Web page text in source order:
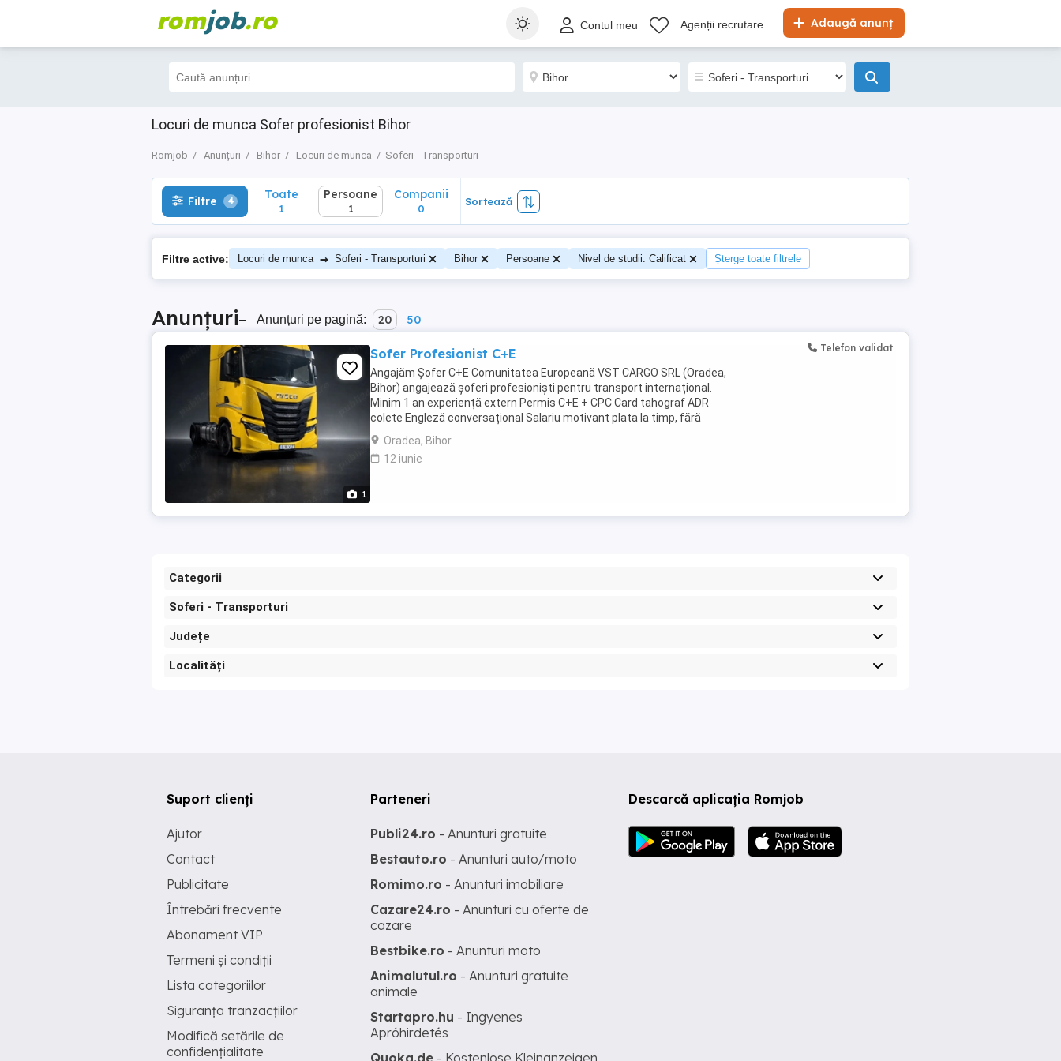
romjob.ro Adaugă anunț
Contul meu Agenții recrutare
Locuri de munca Sofer profesionist Bihor
Romjob Anunțuri Bihor Locuri de munca Soferi - Transporturi
Filtre 4 Toate
1
Filtre 4 Toate
1
Persoane
1
Companii
0
Sortează
Filtre active: Locuri de munca → Soferi - Transporturi Bihor Persoane Nivel de studii: Calificat Șterge toate filtrele
Anunțuri– Anunțuri pe pagină: 20 50
1
Sofer Profesionist C+E
Angajăm Șofer C+E Comunitatea Europeană VST CARGO SRL (Oradea,
Bihor) angajează șoferi profesioniști pentru transport internațional.
Minim 1 an experiență extern Permis C+E + CPC Card tahograf ADR
colete Engleză conversațional Salariu motivant plata la timp, fără
întârzieri ...
Oradea, Bihor
12 iunie
Telefon validat
Categorii
Soferi - Transporturi
Județe
Localități
Descarcă aplicația Romjob
Suport clienți
Ajutor
Contact
Publicitate
Întrebări frecvente
Abonament VIP
Termeni și condiții
Lista categoriilor
Siguranța tranzacțiilor
Modifică setările de
confidențialitate
Parteneri
Publi24.ro - Anunturi gratuite
Bestauto.ro - Anunturi auto/moto
Romimo.ro - Anunturi imobiliare
Cazare24.ro - Anunturi cu oferte de
cazare
Bestbike.ro - Anunturi moto
Animalutul.ro - Anunturi gratuite
animale
Startapro.hu - Ingyenes
Apróhirdetés
Quoka.de - Kostenlose Kleinanzeigen